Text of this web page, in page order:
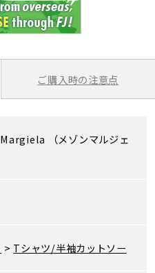
ご購入時の注意点
（メゾンマルジェ
> Tシャツ/半袖カットソー